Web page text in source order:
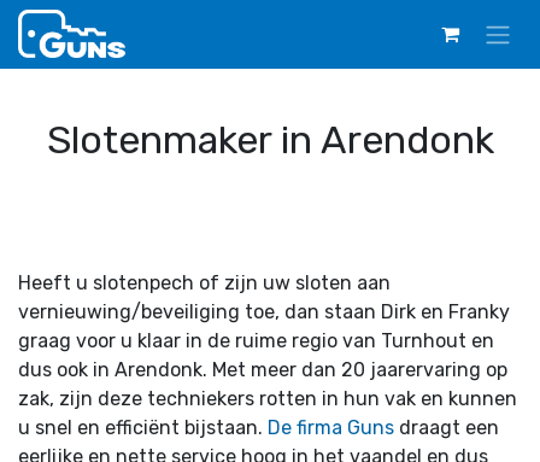
Overslaan naar inhoud
Slotenmaker in Arendonk
Heeft u slotenpech of zijn uw sloten aan
vernieuwing/beveiliging toe, dan staan Dirk en Franky
graag voor u klaar in de ruime regio van Turnhout en
dus ook in Arendonk. Met meer dan 20 jaarervaring op
zak, zijn deze techniekers rotten in hun vak en kunnen
u snel en efficiënt bijstaan. De firma Guns draagt een
eerlijke en nette service hoog in het vaandel en dus